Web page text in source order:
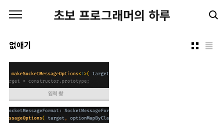
초보 프로그래머의 하루
없애기